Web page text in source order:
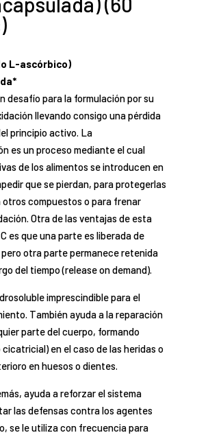
L-ascórbico)
desafío para la formulación por su
llevando consigo una pérdida
principio activo. La
es un proceso mediante el cual
de los alimentos se introducen en
que se pierdan, para protegerlas
otros compuestos o para frenar
Otra de las ventajas de esta
es que una parte es liberada de
otra parte permanece retenida
del tiempo (release on demand).
imprescindible para el
También ayuda a la reparación
parte del cuerpo, formando
en el caso de las heridas o
en huesos o dientes.
ayuda a reforzar el sistema
las defensas contra los agentes
se le utiliza con frecuencia para